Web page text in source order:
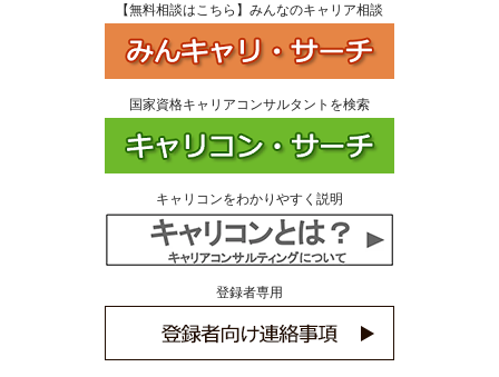
【無料相談はこちら】みんなのキャリア相談
国家資格キャリアコンサルタントを検索
キャリコンをわかりやすく説明
登録者専用